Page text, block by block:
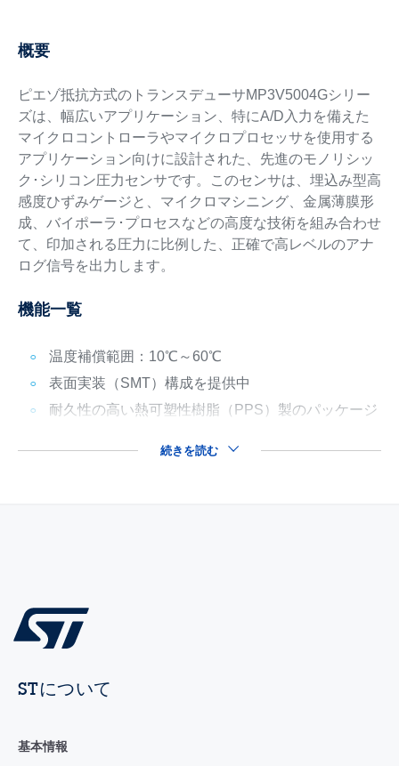
概要
ピエゾ抵抗方式のトランスデューサMP3V5004Gシリー
ズは、幅広いアプリケーション、特にA/D入力を備えた
マイクロコントローラやマイクロプロセッサを使用する
アプリケーション向けに設計された、先進のモノリシッ
ク･シリコン圧力センサです。このセンサは、埋込み型高
感度ひずみゲージと、マイクロマシニング、金属薄膜形
成、バイポーラ･プロセスなどの高度な技術を組み合わせ
て、印加される圧力に比例した、正確で高レベルのアナ
ログ信号を出力します。
機能一覧
温度補償範囲：10℃～60℃
表面実装（SMT）構成を提供中
耐久性の高い熱可塑性樹脂（PPS）製のパッケージ
続きを読む
STについて
基本情報